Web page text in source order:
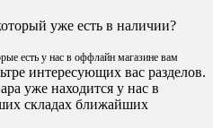
уже есть в наличии?
есть у нас в оффлайн магазине вам
интересующих вас разделов.
уже находится у нас в
складах ближайших